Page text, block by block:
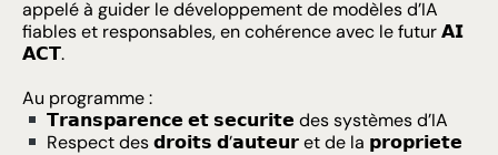
appelé à guider le développement de modèles d’IA
fiables et responsables, en cohérence avec le futur 𝗔𝗜
𝗔𝗖𝗧.
Au programme :
𝗧𝗿𝗮𝗻𝘀𝗽𝗮𝗿𝗲𝗻𝗰𝗲 𝗲𝘁 𝘀𝗲𝗰𝘂𝗿𝗶𝘁𝗲 des systèmes d’IA
Respect des 𝗱𝗿𝗼𝗶𝘁𝘀 𝗱’𝗮𝘂𝘁𝗲𝘂𝗿 et de la 𝗽𝗿𝗼𝗽𝗿𝗶𝗲𝘁𝗲